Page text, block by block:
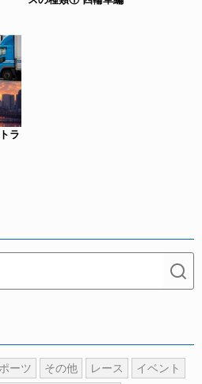
ラ
ーツ その他 レース
イベント